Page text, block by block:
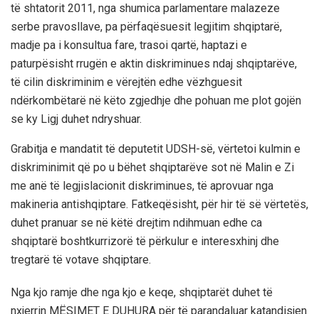
të shtatorit 2011, nga shumica parlamentare malazeze
serbe pravosllave, pa përfaqësuesit legjitim shqiptarë,
madje pa i konsultua fare, trasoi qartë, haptazi e
paturpësisht rrugën e aktin diskriminues ndaj shqiptarëve,
të cilin diskriminim e vërejtën edhe vëzhguesit
ndërkombëtarë në këto zgjedhje dhe pohuan me plot gojën
se ky Ligj duhet ndryshuar.
Grabitja e mandatit të deputetit UDSH-së, vërtetoi kulmin e
diskriminimit që po u bëhet shqiptarëve sot në Malin e Zi
me anë të legjislacionit diskriminues, të aprovuar nga
makineria antishqiptare. Fatkeqësisht, për hir të së vërtetës,
duhet pranuar se në këtë drejtim ndihmuan edhe ca
shqiptarë boshtkurrizorë të përkulur e interesxhinj dhe
tregtarë të votave shqiptare.
Nga kjo ramje dhe nga kjo e keqe, shqiptarët duhet të
nxjerrin MËSIMET E DUHURA për të parandaluar katandisjen